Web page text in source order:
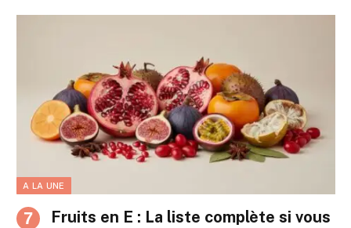
A LA UNE
Fruits en E : La liste complète si vous